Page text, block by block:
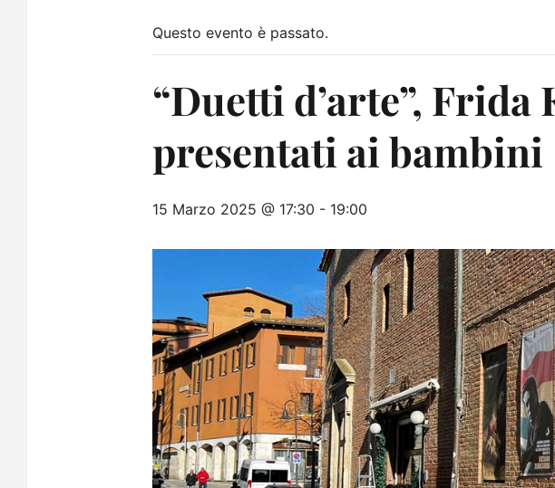
Questo evento è passato.
“Duetti d’arte”,
presentati ai bambini
15 Marzo 2025 @ 17:30 - 19:00